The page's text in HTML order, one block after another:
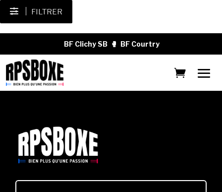
FILTRER
BF Clichy SB 🥊 BF Courtry